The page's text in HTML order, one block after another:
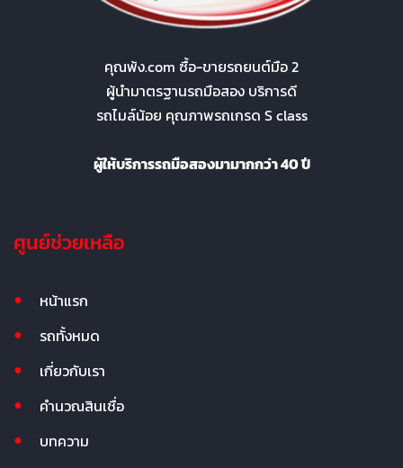
คุณพ้ง.com ซื้อ-ขายรถยนต์มือ 2
ผู้นำมาตรฐานรถมือสอง บริการดี
รถไมล์น้อย คุณภาพรถเกรด S class
ผู้ให้บริการรถมือสองมามากกว่า 40 ปี
ศูนย์ช่วยเหลือ
หน้าแรก
รถทั้งหมด
เกี่ยวกับเรา
คำนวณสินเชื่อ
บทความ